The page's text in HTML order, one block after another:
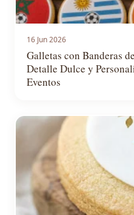
16 Jun 2026
Galletas con Banderas
Detalle Dulce y
Eventos